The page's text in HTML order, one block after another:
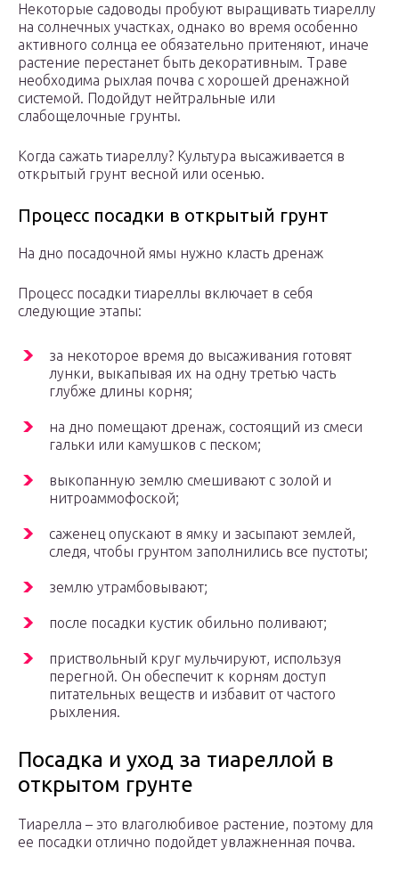
Некоторые садоводы пробуют выращивать тиареллу
на солнечных участках, однако во время особенно
активного солнца ее обязательно притеняют, иначе
растение перестанет быть декоративным. Траве
необходима рыхлая почва с хорошей дренажной
системой. Подойдут нейтральные или
слабощелочные грунты.
Когда сажать тиареллу? Культура высаживается в
открытый грунт весной или осенью.
Процесс посадки в открытый грунт
На дно посадочной ямы нужно класть дренаж
Процесс посадки тиареллы включает в себя
следующие этапы:
за некоторое время до высаживания готовят
лунки, выкапывая их на одну третью часть
глубже длины корня;
на дно помещают дренаж, состоящий из смеси
гальки или камушков с песком;
выкопанную землю смешивают с золой и
нитроаммофоской;
саженец опускают в ямку и засыпают землей,
следя, чтобы грунтом заполнились все пустоты;
землю утрамбовывают;
после посадки кустик обильно поливают;
приствольный круг мульчируют, используя
перегной. Он обеспечит к корням доступ
питательных веществ и избавит от частого
рыхления.
Посадка и уход за тиареллой в
открытом грунте
Тиарелла – это влаголюбивое растение, поэтому для
ее посадки отлично подойдет увлажненная почва.